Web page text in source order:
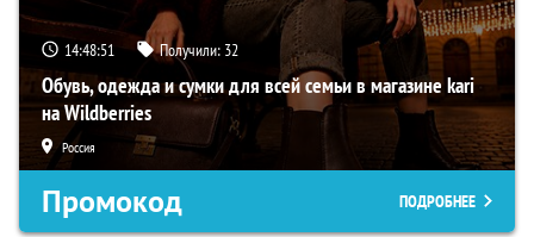
14:48:50 Получили: 32
Обувь, одежда и сумки для всей семьи в магазине kari
на Wildberries
Россия
Промокод ПОДРОБНЕЕ